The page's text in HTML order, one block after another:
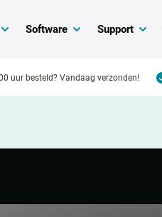
Software Support
uur besteld? Vandaag verzonden!